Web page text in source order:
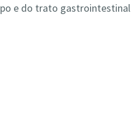
e do trato gastrointestinal